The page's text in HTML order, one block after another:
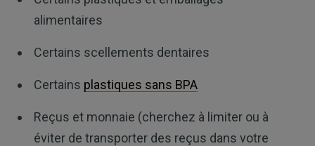
alimentaires
Certains scellements dentaires
Certains plastiques sans BPA
Reçus et monnaie (cherchez à limiter ou à
éviter de transporter des reçus dans votre